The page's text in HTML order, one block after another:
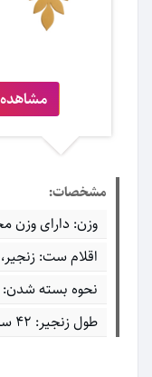
مشخصات:
وزن: دارای وزن
اقلام ست:
نحوه بسته
طول زنجیر: 42 سانتی متر